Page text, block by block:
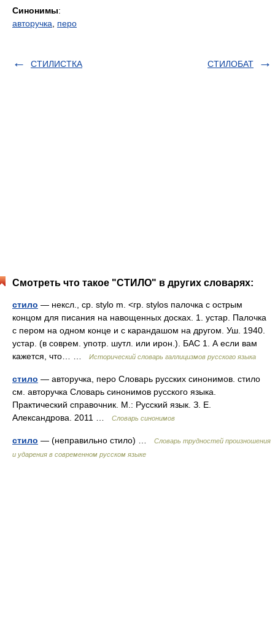
Синонимы:
авторучка
перо
СТИЛИСТКА СТИЛОБАТ
Смотреть что такое "СТИЛО" в других словарях:
стило — нексл., ср. stylo m. <гр. stylos палочка с острым
концом для писания на навощенных досках. 1. устар. Палочка
с пером на одном конце и с карандашом на другом. Уш. 1940.
устар. (в соврем. употр. шутл. или ирон.). БАС 1. А если вам
кажется, что… …
Исторический словарь галлицизмов русского языка
стило — авторучка, перо Словарь русских синонимов. стило
см. авторучка Словарь синонимов русского языка.
Практический справочник. М.: Русский язык. З. Е.
Александрова. 2011 …
Словарь синонимов
стило — (неправильно стило) …
Словарь трудностей произношения
и ударения в современном русском языке